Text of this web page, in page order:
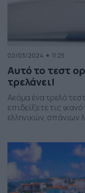
02/03/2024 11:25
Αυτό το τεστ
τρελάνει!
Ακόμα ένα τρελό
επιδείξετε τις
ελληνικών, σπάνιων
[show-quiz
λέξεις! Τεστ